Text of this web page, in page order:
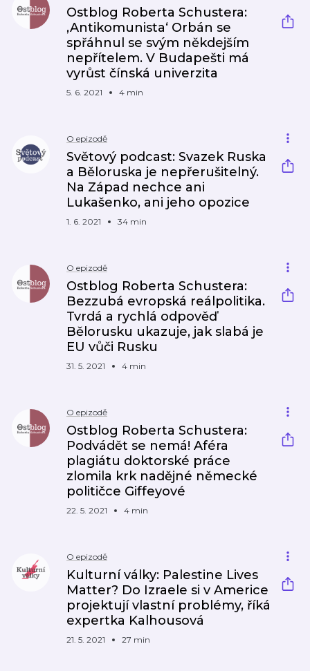
Ostblog Roberta Schustera:
‚Antikomunista‘ Orbán se
spřáhnul se svým někdejším
nepřítelem. V Budapešti má
vyrůst čínská univerzita
5. 6. 2021 4 min
O epizodě
Světový podcast: Svazek Ruska
a Běloruska je nepřerušitelný.
Na Západ nechce ani
Lukašenko, ani jeho opozice
1. 6. 2021 34 min
O epizodě
Ostblog Roberta Schustera:
Bezzubá evropská reálpolitika.
Tvrdá a rychlá odpověď
Bělorusku ukazuje, jak slabá je
EU vůči Rusku
31. 5. 2021 4 min
O epizodě
Ostblog Roberta Schustera:
Podvádět se nemá! Aféra
plagiátu doktorské práce
zlomila krk nadějné německé
političce Giffeyové
22. 5. 2021 4 min
O epizodě
Kulturní války: Palestine Lives
Matter? Do Izraele si v Americe
projektují vlastní problémy, říká
expertka Kalhousová
21. 5. 2021 27 min